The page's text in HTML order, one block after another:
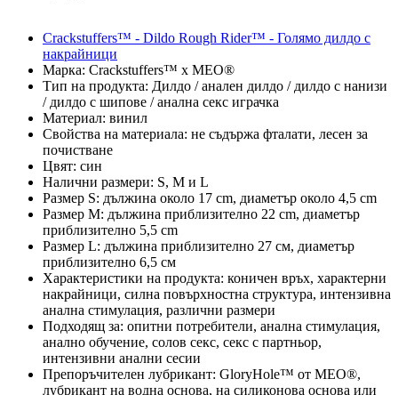
Crackstuffers™ - Dildo Rough Rider™ - Голямо дилдо с
накрайници
Марка: Crackstuffers™ x MEO®
Тип на продукта: Дилдо / анален дилдо / дилдо с нанизи
/ дилдо с шипове / анална секс играчка
Материал: винил
Свойства на материала: не съдържа фталати, лесен за
почистване
Цвят: син
Налични размери: S, M и L
Размер S: дължина около 17 cm, диаметър около 4,5 cm
Размер M: дължина приблизително 22 cm, диаметър
приблизително 5,5 cm
Размер L: дължина приблизително 27 см, диаметър
приблизително 6,5 см
Характеристики на продукта: коничен връх, характерни
накрайници, силна повърхностна структура, интензивна
анална стимулация, различни размери
Подходящ за: опитни потребители, анална стимулация,
анално обучение, солов секс, секс с партньор,
интензивни анални сесии
Препоръчителен лубрикант: GloryHole™ от MEO®,
лубрикант на водна основа, на силиконова основа или